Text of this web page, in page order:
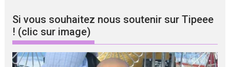
Si vous souhaitez nous soutenir sur Tipeee
! (clic sur image)